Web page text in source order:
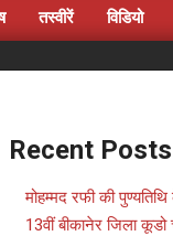
तस्वीरें विडियो
Recent Posts
मोहम्मद रफी की
13वीं बीकानेर जिला